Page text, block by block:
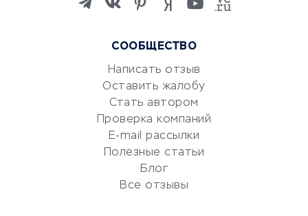
Маркетинг и продажи
Репетиторство
Красота и здоровье
Сервисы по поиску работы
Сетевой маркетинг
УСЛУГИ ДЛЯ БИЗНЕСА
СООБЩЕСТВО
Написать отзыв
Оставить жалобу
Стать автором
Проверка компаний
E-mail рассылки
Полезные статьи
Блог
Все отзывы